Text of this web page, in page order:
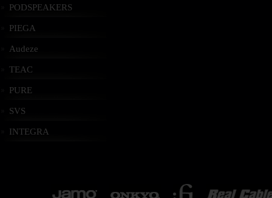
PODSPEAKERS
PIEGA
Audeze
TEAC
PURE
SVS
INTEGRA